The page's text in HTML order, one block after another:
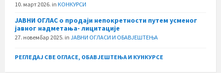
10. март 2026. in КОНКУРСИ
ЈАВНИ ОГЛАС о продаји непокретности путем усменог
јавног надметања- лицитације
27. новембар 2025. in ЈАВНИ ОГЛАСИ И ОБАВЈЕШТЕЊА
РЕГЛЕДАЈ СВЕ ОГЛАСЕ, ОБАВЈЕШТЕЊА И КУНКУРСЕ